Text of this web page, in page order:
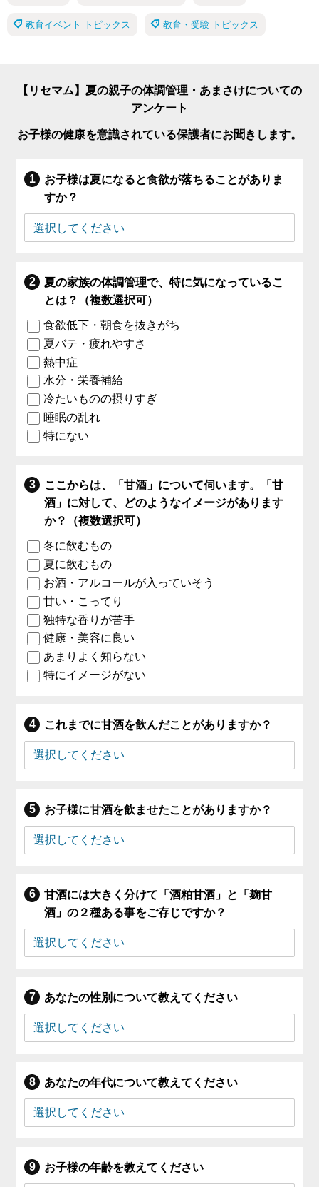
教育イベント トピックス 教育・受験 トピックス
【リセマム】夏の親子の体調管理・あまさけについての
アンケート
お子様の健康を意識されている保護者にお聞きします。
お子様は夏になると食欲が落ちることがありま
すか？
夏の家族の体調管理で、特に気になっているこ
とは？（複数選択可）
食欲低下・朝食を抜きがち
夏バテ・疲れやすさ
熱中症
水分・栄養補給
冷たいものの摂りすぎ
睡眠の乱れ
特にない
ここからは、「甘酒」について伺います。「甘
酒」に対して、どのようなイメージがあります
か？（複数選択可）
冬に飲むもの
夏に飲むもの
お酒・アルコールが入っていそう
甘い・こってり
独特な香りが苦手
健康・美容に良い
あまりよく知らない
特にイメージがない
これまでに甘酒を飲んだことがありますか？
お子様に甘酒を飲ませたことがありますか？
甘酒には大きく分けて「酒粕甘酒」と「麹甘
酒」の２種ある事をご存じですか？
あなたの性別について教えてください
あなたの年代について教えてください
お子様の年齢を教えてください